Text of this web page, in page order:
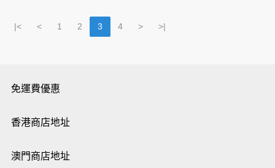
|< < 1 2 3 4 > >|
免運費優惠
香港商店地址
澳門商店地址